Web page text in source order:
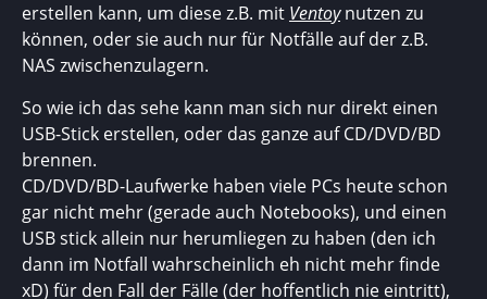
erstellen kann, um diese z.B. mit Ventoynutzen zu
können, oder sie auch nur für Notfälle auf der z.B.
NAS zwischenzulagern.
So wie ich das sehe kann man sich nur direkt einen
USB-Stick erstellen, oder das ganze auf CD/DVD/BD
brennen.
CD/DVD/BD-Laufwerke haben viele PCs heute schon
gar nicht mehr (gerade auch Notebooks), und einen
USB stick allein nur herumliegen zu haben (den ich
dann im Notfall wahrscheinlich eh nicht mehr finde
xD) für den Fall der Fälle (der hoffentlich nie eintritt),